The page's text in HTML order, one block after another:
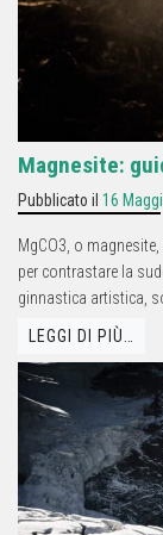
Magnesite:
Pubblicato il 16
MgCO3, o
per contrastare la
ginnastica artistica,
LEGGI DI PIÙ…